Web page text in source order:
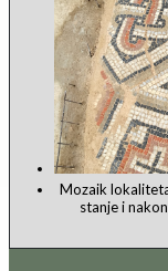
Mozaik
stanje i